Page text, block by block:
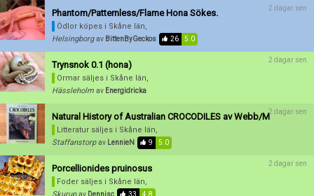
Phantom/Patternless/Flame Hona Sökes.
Ödlor köpes i Skåne län,
Helsingborg av BittenByGeckos 26 5.0
2 dagar sen
Trynsnok 0.1 (hona)
Ormar säljes i Skåne län,
Hässleholm av Energidricka
2 dagar sen
Natural History of Australian CROCODILES av Webb/M
Litteratur säljes i Skåne län,
Staffanstorp av LennieN 9 5.0
2 dagar sen
Porcellionides pruinosus
Foder säljes i Skåne län,
2 dagar sen